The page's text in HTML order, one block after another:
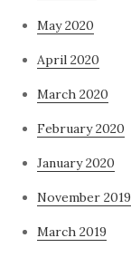
May 2020
April 2020
March 2020
February 2020
January 2020
November 2019
March 2019